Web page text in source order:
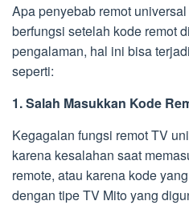
Apa penyebab remot
berfungsi setelah kode remot
pengalaman, hal ini bisa
seperti:
1. Salah Masukkan Kode
Kegagalan fungsi remot TV
karena kesalahan saat
remote, atau karena kode
dengan tipe TV Mito yang